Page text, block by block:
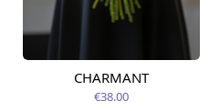
Pieejams šodien
CHARMANT
€38.00